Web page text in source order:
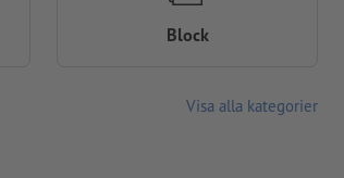
Block
Visa alla kategorier